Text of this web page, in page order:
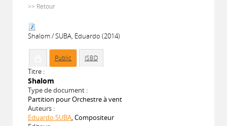
>> Retour
Shalom / SUBA, Eduardo (2014)
Public ISBD
Titre :
Shalom
Type de document :
Partition pour Orchestre à vent
Auteurs :
Eduardo SUBA, Compositeur